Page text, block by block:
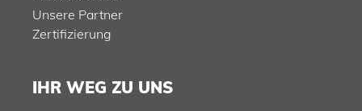
Unsere Partner
Zertifizierung
IHR WEG ZU UNS